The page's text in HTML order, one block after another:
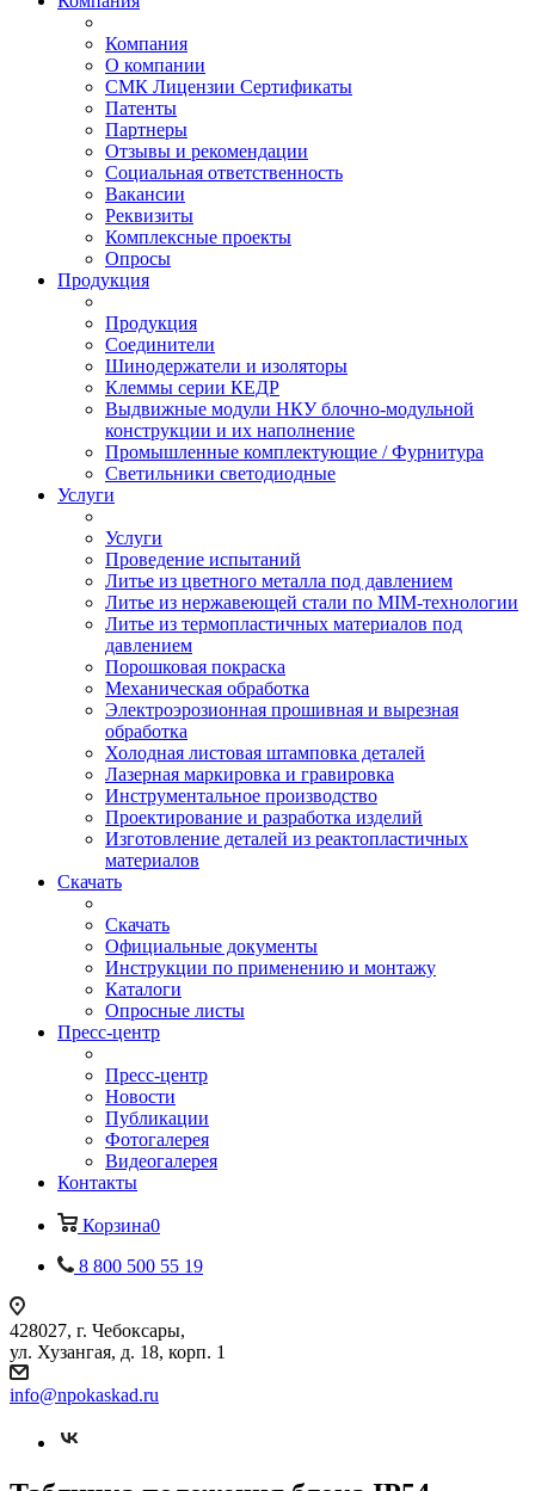
Компания
О компании
СМК Лицензии Сертификаты
Патенты
Партнеры
Отзывы и рекомендации
Социальная ответственность
Вакансии
Реквизиты
Комплексные проекты
Опросы
Продукция
Продукция
Соединители
Шинодержатели и изоляторы
Клеммы серии КЕДР
Выдвижные модули НКУ блочно-модульной
конструкции и их наполнение
Промышленные комплектующие / Фурнитура
Светильники светодиодные
Услуги
Услуги
Проведение испытаний
Литье из цветного металла под давлением
Литье из нержавеющей стали по MIM-технологии
Литье из термопластичных материалов под
давлением
Порошковая покраска
Механическая обработка
Электроэрозионная прошивная и вырезная
обработка
Холодная листовая штамповка деталей
Лазерная маркировка и гравировка
Инструментальное производство
Проектирование и разработка изделий
Изготовление деталей из реактопластичных
материалов
Скачать
Скачать
Официальные документы
Инструкции по применению и монтажу
Каталоги
Опросные листы
Пресс-центр
Пресс-центр
Новости
Публикации
Фотогалерея
Видеогалерея
Контакты
Корзина0
8 800 500 55 19
428027, г. Чебоксары,
ул. Хузангая, д. 18, корп. 1
info@npokaskad.ru